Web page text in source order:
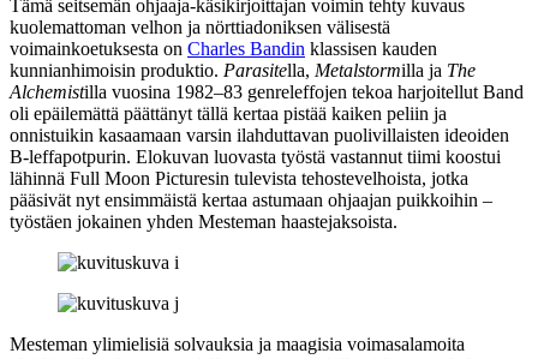
Tämä seitsemän ohjaaja-käsikirjoittajan voimin tehty kuvaus
kuolemattoman velhon ja nörttiadoniksen välisestä
voimainkoetuksesta on Charles Bandin klassisen kauden
kunnianhimoisin produktio. Parasitella, Metalstormilla ja The
Alchemistilla vuosina 1982–83 genreleffojen tekoa harjoitellut Band
oli epäilemättä päättänyt tällä kertaa pistää kaiken peliin ja
onnistuikin kasaamaan varsin ilahduttavan puolivillaisten ideoiden
B‑leffapotpurin. Elokuvan luovasta työstä vastannut tiimi koostui
lähinnä Full Moon Picturesin tulevista tehostevelhoista, jotka
pääsivät nyt ensimmäistä kertaa astumaan ohjaajan puikkoihin –
työstäen jokainen yhden Mesteman haastejaksoista.
Mesteman ylimielisiä solvauksia ja maagisia voimasalamoita